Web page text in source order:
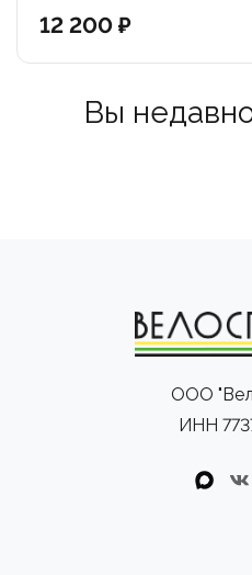
12 200 ₽
Вы
ООО
ИНН